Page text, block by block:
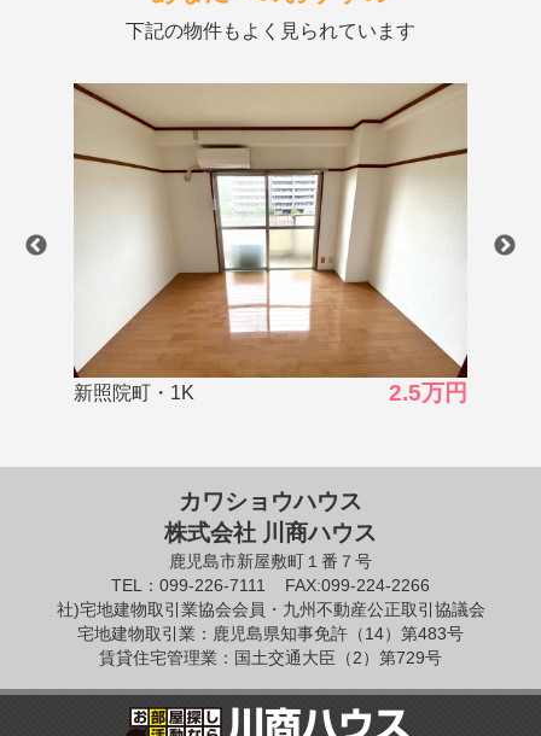
下記の物件もよく見られています
千年・2K 2.5万円
カワショウハウス
株式会社 川商ハウス
鹿児島市新屋敷町１番７号
TEL：099-226-7111
FAX:099-224-2266
社)宅地建物取引業協会会員・九州不動産公正取引協議会
宅地建物取引業：鹿児島県知事免許（14）第483号
賃貸住宅管理業：国土交通大臣（2）第729号